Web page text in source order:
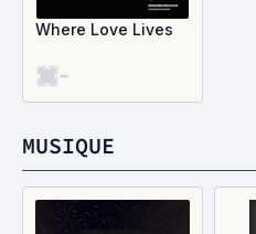
Where Love Lives
-
MUSIQUE